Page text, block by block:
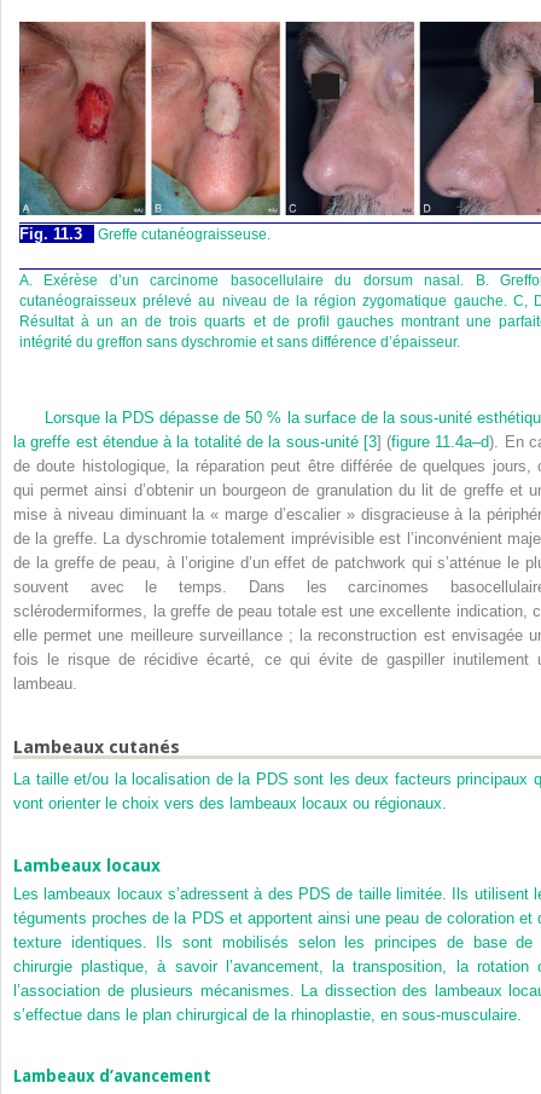
Fig. 11.3 Greffe cutanéograisseuse.
A. Exérèse d’un carcinome basocellulaire du dorsum nasal. B.
cutanéograisseux prélevé au niveau de la région zygomatique gauche. C,
Résultat à un an de trois quarts et de profil gauches montrant une
intégrité du greffon sans dyschromie et sans différence d’épaisseur.
Lorsque la PDS dépasse de 50 % la surface de la sous-unité
la greffe est étendue à la totalité de la sous-unité [3] (figure 11.4a–d). En
de doute histologique, la réparation peut être différée de quelques jours,
qui permet ainsi d’obtenir un bourgeon de granulation du lit de greffe et
mise à niveau diminuant la « marge d’escalier » disgracieuse à la
de la greffe. La dyschromie totalement imprévisible est l’inconvénient
de la greffe de peau, à l’origine d’un effet de patchwork qui s’atténue le
souvent avec le temps. Dans les carcinomes
sclérodermiformes, la greffe de peau totale est une excellente indication,
elle permet une meilleure surveillance ; la reconstruction est envisagée
fois le risque de récidive écarté, ce qui évite de gaspiller inutilement
lambeau.
Lambeaux cutanés
La taille et/ou la localisation de la PDS sont les deux facteurs principaux
vont orienter le choix vers des lambeaux locaux ou régionaux.
Lambeaux locaux
Les lambeaux locaux s’adressent à des PDS de taille limitée. Ils utilisent
téguments proches de la PDS et apportent ainsi une peau de coloration et
texture identiques. Ils sont mobilisés selon les principes de base de
chirurgie plastique, à savoir l’avancement, la transposition, la rotation
l’association de plusieurs mécanismes. La dissection des lambeaux
s’effectue dans le plan chirurgical de la rhinoplastie, en sous-musculaire.
Lambeaux d’avancement